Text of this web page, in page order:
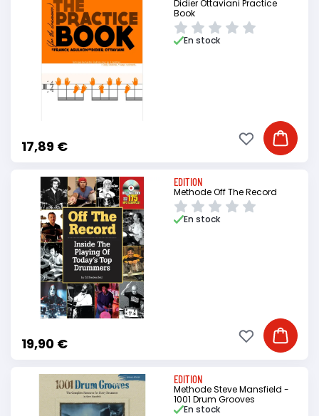
Didier Ottaviani Practice
Book
17,89 €
En stock
Ajouter
Ajouter à ma
EDITION
Methode Off The Record
19,90 €
En stock
Ajouter
Ajouter à ma
EDITION
Methode Steve Mansfield -
1001 Drum Grooves
En stock